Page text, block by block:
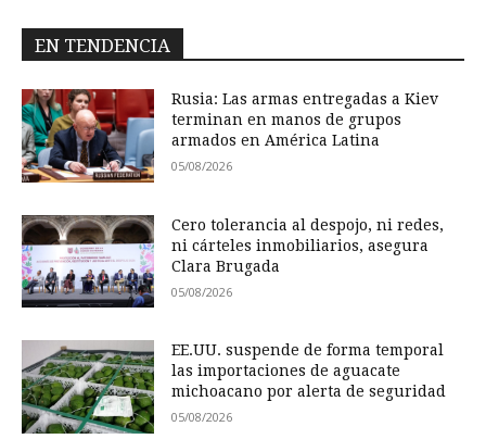
EN TENDENCIA
Rusia: Las armas entregadas a Kiev
terminan en manos de grupos
armados en América Latina
05/08/2026
Cero tolerancia al despojo, ni redes,
ni cárteles inmobiliarios, asegura
Clara Brugada
05/08/2026
EE.UU. suspende de forma temporal
las importaciones de aguacate
michoacano por alerta de seguridad
05/08/2026